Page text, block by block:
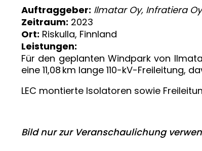
Auftraggeber: Ilmatar Oy, Infratiera Oy
Zeitraum: 2023
Ort: Riskulla, Finnland
Leistungen:
Für den geplanten Windpark von
eine 11,08 km lange 110-kV-Freileitung,
LEC montierte Isolatoren sowie
Bild nur zur Veranschaulichung